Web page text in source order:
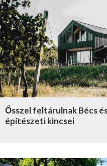
Ősszel feltárulnak Bécs
építészeti kincsei